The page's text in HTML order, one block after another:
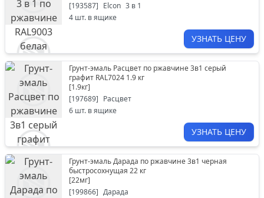
[193587] Elcon 3 в 1
4 шт. в ящике
УЗНАТЬ ЦЕНУ
Грунт-эмаль Расцвет по ржавчине 3в1 серый
графит RAL7024 1.9 кг
[1.9кг]
[197689] Расцвет
6 шт. в ящике
УЗНАТЬ ЦЕНУ
Грунт-эмаль Дарада по ржавчине 3в1 черная
быстросохнущая 22 кг
[22мг]
[199866] Дарада